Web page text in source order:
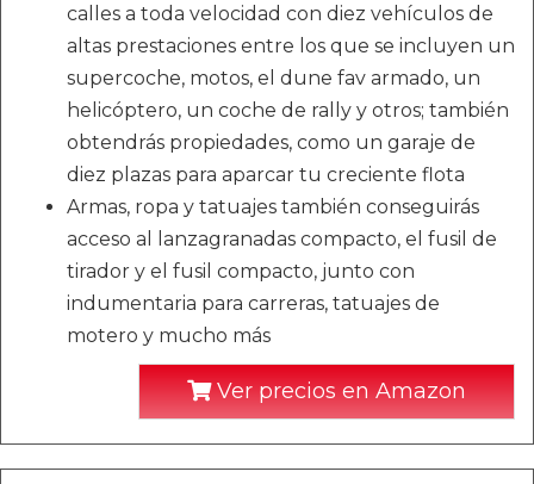
calles a toda velocidad con diez vehículos de
altas prestaciones entre los que se incluyen un
supercoche, motos, el dune fav armado, un
helicóptero, un coche de rally y otros; también
obtendrás propiedades, como un garaje de
diez plazas para aparcar tu creciente flota
Armas, ropa y tatuajes también conseguirás
acceso al lanzagranadas compacto, el fusil de
tirador y el fusil compacto, junto con
indumentaria para carreras, tatuajes de
motero y mucho más
Ver precios en Amazon